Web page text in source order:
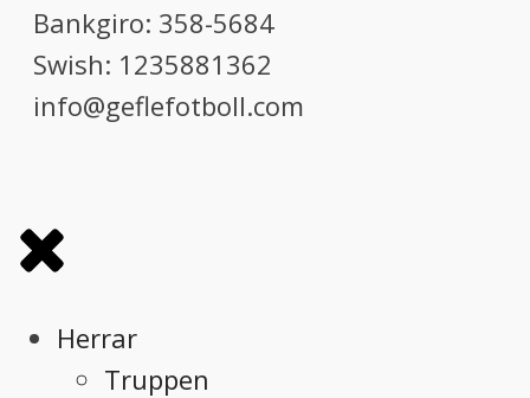
Bankgiro: 358-5684
Swish: 1235881362
info@geflefotboll.com
Herrar
Truppen